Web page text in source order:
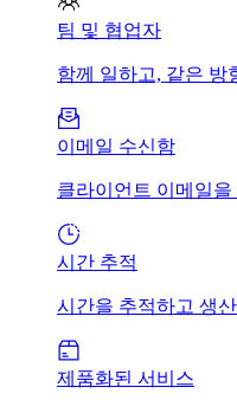
팀 및 협업자
함께 일하고, 같은 방
이메일 수신함
클라이언트 이메일
시간 추적
시간을 추적하고 생
제품화된 서비스